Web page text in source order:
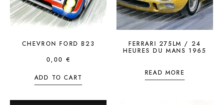
CHEVRON FORD B23
0,00 €
ADD TO CART
FERRARI 275LM / 24
HEURES DU MANS 1965
READ MORE